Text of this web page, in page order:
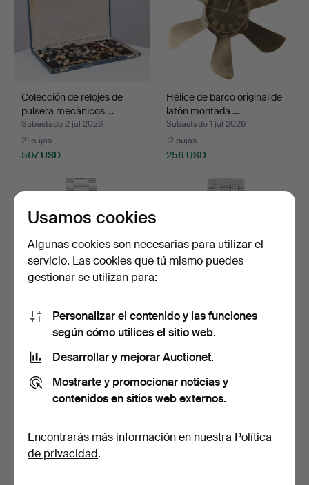
Colección de relojes de
pulsera mecánicos …
Subastado 2 jul 2026
21 pujas
507 USD
Hélice de barco original de
latón montada …
Subastado 1 jul 2026
12 pujas
256 USD
Omega Speedmaster
Professional Moon Watch …
Subastado 30 jun 2026
5.412 USD
Reloj de pulsera Omega
Subastado 30 jun 2026
3.093 USD
Usamos cookies
Algunas cookies son necesarias para utilizar el
servicio. Las cookies que tú mismo puedes
gestionar se utilizan para:
Personalizar el contenido y las funciones
según cómo utilices el sitio web.
Desarrollar y mejorar Auctionet.
Mostrarte y promocionar noticias y
contenidos en sitios web externos.
Encontrarás más información en nuestra Política
de privacidad.